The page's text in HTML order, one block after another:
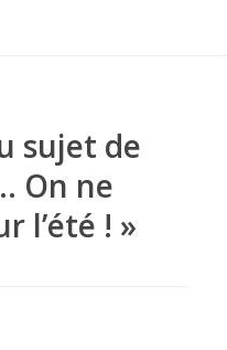
sujet de
On ne
l’été ! »